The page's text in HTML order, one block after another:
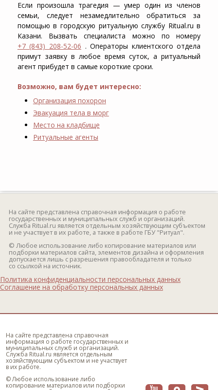
Если произошла трагедия — умер один из членов
семьи, следует незамедлительно обратиться за
помощью в городскую ритуальную службу Ritual.ru в
Казани. Вызвать специалиста можно по номеру
+7 (843) 208-52-06 . Операторы клиентского отдела
примут заявку в любое время суток, а ритуальный
агент прибудет в самые короткие сроки.
Возможно, вам будет интересно:
Организация похорон
Эвакуация тела в морг
Место на кладбище
Ритуальные агенты
На сайте представлена справочная информация о работе
государственных и муниципальных служб и организаций.
Служба Ritual.ru является отдельным хозяйствующим субъектом
и не участвует в их работе, а также в работе ГБУ "Ритуал".
© Любое использование либо копирование материалов или
подборки материалов сайта, элементов дизайна и оформления
допускается лишь с разрешения правообладателя и только
со ссылкой на источник.
На сайте представлена справочная
информация о работе государственных и
муниципальных служб и организаций.
Служба Ritual.ru является отдельным
хозяйствующим субъектом и не участвует
в их работе.
© Любое использование либо
копирование материалов или подборки
Политика конфиденциальности персональных данных
Соглашение на обработку персональных данных